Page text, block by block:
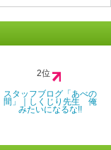
2位
スタッフブログ「あべの
間」｜しくじり先生 俺
みたいになるな!!